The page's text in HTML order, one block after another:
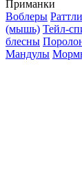
Приманки
Воблеры
(мышь) Тейл-
блесны
Мандулы